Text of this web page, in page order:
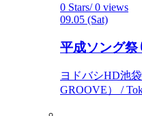
0 Stars/ 0 views
09.05 (Sat)
平成ソング祭
ヨドバシHD池
GROOVE） /